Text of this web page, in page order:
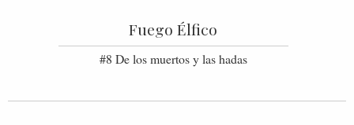
Fuego Élfico
#8 De los muertos y las hadas